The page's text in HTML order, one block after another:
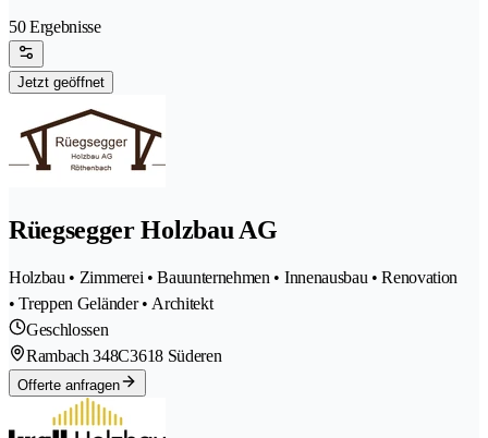
50 Ergebnisse
Jetzt geöffnet
Rüegsegger Holzbau AG
Holzbau • Zimmerei • Bauunternehmen • Innenausbau • Renovation
• Treppen Geländer • Architekt
Geschlossen
Rambach 348C3618 Süderen
Offerte anfragen